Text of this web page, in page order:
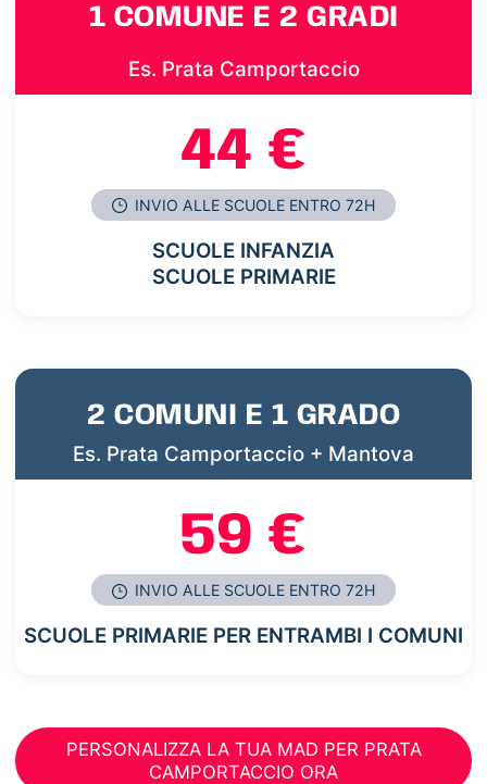
1 COMUNE E 2 GRADI
Es. Prata Camportaccio
44 €
INVIO ALLE SCUOLE ENTRO 72H
SCUOLE INFANZIA
SCUOLE PRIMARIE
2 COMUNI E 1 GRADO
Es. Prata Camportaccio + Mantova
59 €
INVIO ALLE SCUOLE ENTRO 72H
SCUOLE PRIMARIE PER ENTRAMBI I COMUNI
PERSONALIZZA LA TUA MAD PER PRATA
CAMPORTACCIO ORA